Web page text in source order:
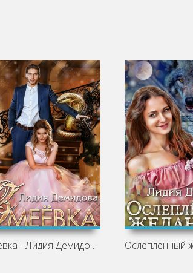
Змеёвка - Лидия Демидова